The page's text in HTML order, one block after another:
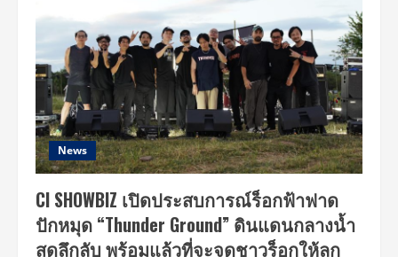
News
CI SHOWBIZ เปิดประสบการณ์ร็อกฟ้าฟาด
ปักหมุด “Thunder Ground” ดินแดนกลางน้ำ
สุดลึกลับ พร้อมแล้วที่จะจุดชาวร็อกให้ลุก